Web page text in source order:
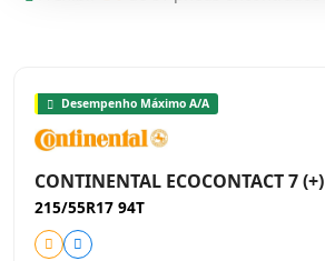
Desempenho Máximo A/A
CONTINENTAL ECOCONTACT 7 (+)
215/55R17 94T